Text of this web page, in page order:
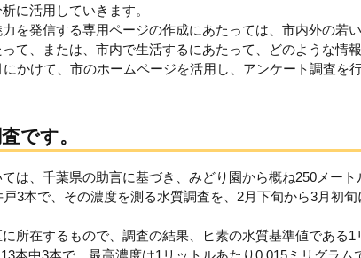
に活用していきます。
を発信する専用ページの作成にあたっては、市内外の若
て、または、市内で生活するにあたって、どのような情
かけて、市のホームページを活用し、アンケート調査を
です。
は、千葉県の助言に基づき、みどり園から概ね250メート
3本で、その濃度を測る水質調査を、2月下旬から3月初旬
所在するもので、調査の結果、ヒ素の水質基準値である1
本中3本で、最高濃度は1リットルあたり0.015ミリグラム